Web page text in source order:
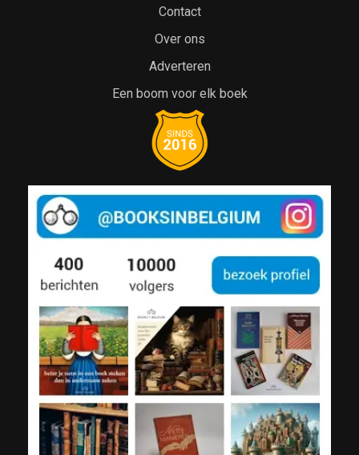
Contact
Over ons
Adverteren
Een boom voor elk boek